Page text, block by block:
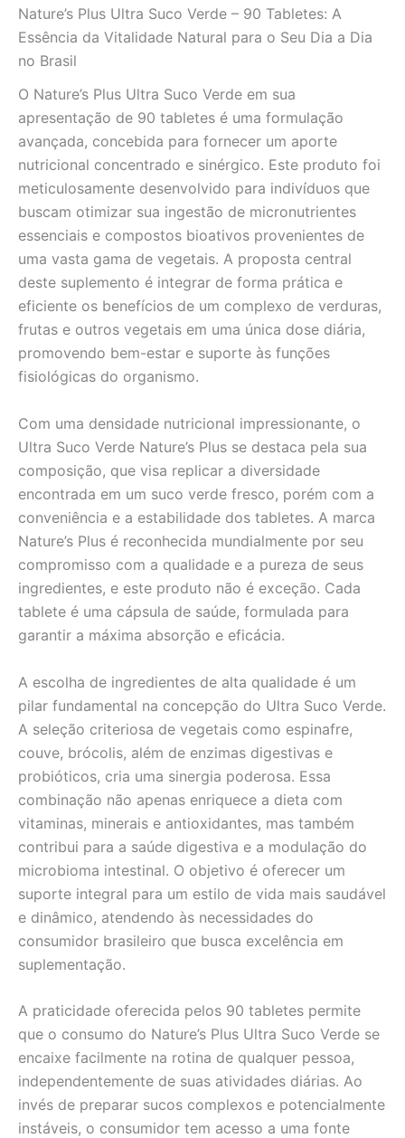
no
Brasil
Nature’s Plus Ultra Suco Verde – 90 Tabletes: A
Essência da Vitalidade Natural para o Seu Dia a Dia
no Brasil
O Nature’s Plus Ultra Suco Verde em sua
apresentação de 90 tabletes é uma formulação
avançada, concebida para fornecer um aporte
nutricional concentrado e sinérgico. Este produto foi
meticulosamente desenvolvido para indivíduos que
buscam otimizar sua ingestão de micronutrientes
essenciais e compostos bioativos provenientes de
uma vasta gama de vegetais. A proposta central
deste suplemento é integrar de forma prática e
eficiente os benefícios de um complexo de verduras,
frutas e outros vegetais em uma única dose diária,
promovendo bem-estar e suporte às funções
fisiológicas do organismo.
Com uma densidade nutricional impressionante, o
Ultra Suco Verde Nature’s Plus se destaca pela sua
composição, que visa replicar a diversidade
encontrada em um suco verde fresco, porém com a
conveniência e a estabilidade dos tabletes. A marca
Nature’s Plus é reconhecida mundialmente por seu
compromisso com a qualidade e a pureza de seus
ingredientes, e este produto não é exceção. Cada
tablete é uma cápsula de saúde, formulada para
garantir a máxima absorção e eficácia.
A escolha de ingredientes de alta qualidade é um
pilar fundamental na concepção do Ultra Suco Verde.
A seleção criteriosa de vegetais como espinafre,
couve, brócolis, além de enzimas digestivas e
probióticos, cria uma sinergia poderosa. Essa
combinação não apenas enriquece a dieta com
vitaminas, minerais e antioxidantes, mas também
contribui para a saúde digestiva e a modulação do
microbioma intestinal. O objetivo é oferecer um
suporte integral para um estilo de vida mais saudável
e dinâmico, atendendo às necessidades do
consumidor brasileiro que busca excelência em
suplementação.
A praticidade oferecida pelos 90 tabletes permite
que o consumo do Nature’s Plus Ultra Suco Verde se
encaixe facilmente na rotina de qualquer pessoa,
independentemente de suas atividades diárias. Ao
invés de preparar sucos complexos e potencialmente
instáveis, o consumidor tem acesso a uma fonte